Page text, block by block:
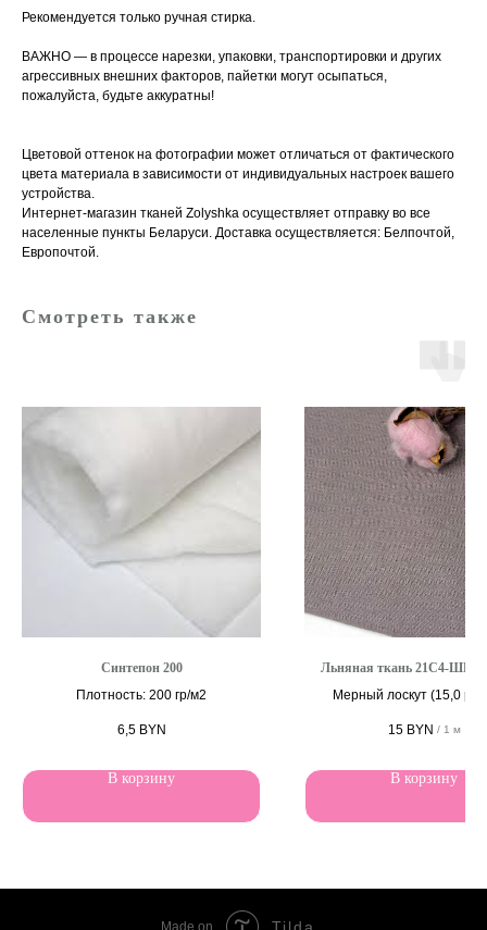
Рекомендуется только ручная стирка.
ВАЖНО — в процессе нарезки, упаковки, транспортировки и других
агрессивных внешних факторов, пайетки могут осыпаться,
пожалуйста, будьте аккуратны!
Цветовой оттенок на фотографии может отличаться от фактического
цвета материала в зависимости от индивидуальных настроек вашего
устройства.
Интернет-магазин тканей Zolyshka осуществляет отправку во все
населенные пункты Беларуси. Доставка осуществляется: Белпочтой,
Европочтой.
Смотреть также
Синтепон 200
Плотность: 200 гр/м2
6,5 BYN
В корзину
Льняная ткань 21С4-
Мерный лоскут (15,0
15 BYN / 1 м
В корзину
Made on Tilda